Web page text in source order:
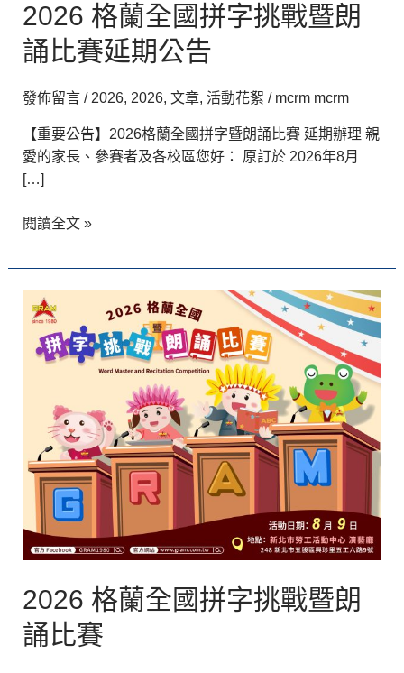
2026 格蘭全國拼字挑戰暨朗
誦比賽延期公告
發佈留言 / 2026, 2026, 文章, 活動花絮 / mcrm mcrm
【重要公告】2026格蘭全國拼字暨朗誦比賽 延期辦理 親
愛的家長、參賽者及各校區您好： 原訂於 2026年8月
[…]
閱讀全文 »
2026 格蘭全國拼字挑戰暨朗
誦比賽
2026
格
蘭
挑
戰
暨
朗
誦
賽